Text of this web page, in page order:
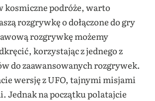
kosmiczne podróże, warto
rozgrywkę o dołączone do gry
rozgrywkę możemy
korzystając z jednego z
do zaawansowanych rozgrywek.
wersję z UFO, tajnymi misjami
Jednak na początku polatajcie